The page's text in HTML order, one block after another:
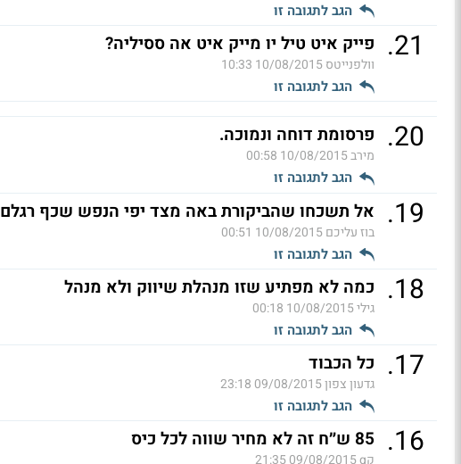
הגב לתגובה זו
21
. פייק איט טיל יו מייק איט אה ססיליה?
וולפנייטס10/08/2015 10:33
הגב לתגובה זו
20
. פרסומת דוחה ונמוכה.
מירב10/08/2015 00:58
הגב לתגובה זו
19
. אל תשכחו שהביקורת באה מצד יפי הנפש שכף רגלם
בוז עליכם10/08/2015 00:51
הגב לתגובה זו
18
. כמה לא מפתיע שזו מנהלת שיווק ולא מנהל
גילי10/08/2015 00:18
הגב לתגובה זו
17
. כל הכבוד
גדעון צפון09/08/2015 23:18
הגב לתגובה זו
16
. 85 ש״ח זה לא מחיר שווה לכל כיס
קq 09/08/2015 21:35